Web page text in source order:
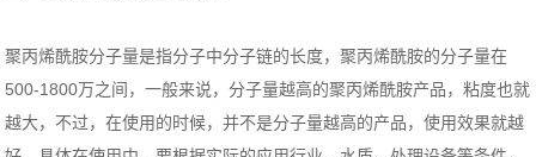
聚丙烯酰胺分子量是指分子中分子链的长度，聚丙烯酰胺的分子量在
500-1800万之间，一般来说，分子量越高的聚丙烯酰胺产品，粘度也就
越大，不过，在使用的时候，并不是分子量越高的产品，使用效果就越